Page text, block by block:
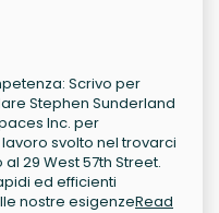
Scrivo per
Stephen Sunderland
Inc. per
svolto nel trovarci
29 West 57th Street.
ed efficienti
nostre esigenzeRead